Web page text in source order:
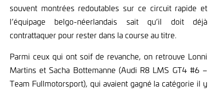
souvent montrées redoutables sur ce circuit rapide et
l’équipage belgo-néerlandais sait qu’il doit déjà
contrattaquer pour rester dans la course au titre.
Parmi ceux qui ont soif de revanche, on retrouve Lonni
Martins et Sacha Bottemanne (Audi R8 LMS GT4 #6 –
Team Fullmotorsport), qui avaient gagné la catégorie il y